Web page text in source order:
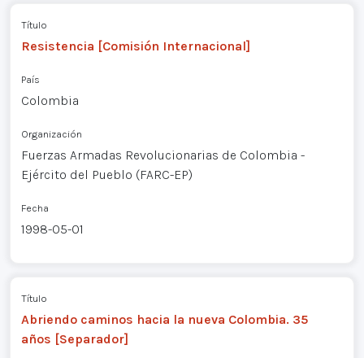
Título
Resistencia [Comisión Internacional]
País
Colombia
Organización
Fuerzas Armadas Revolucionarias de Colombia -
Ejército del Pueblo (FARC-EP)
Fecha
1998-05-01
Título
Abriendo caminos hacia la nueva Colombia. 35
años [Separador]